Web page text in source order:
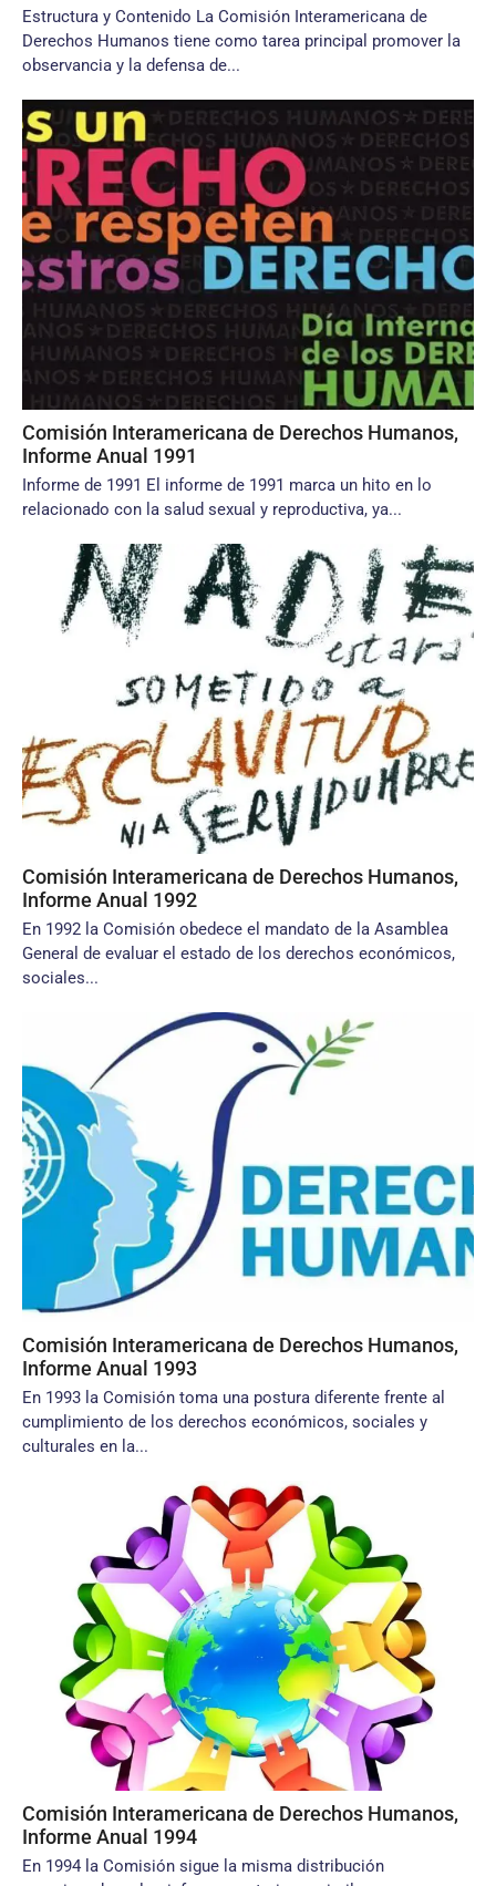
Estructura y Contenido La Comisión Interamericana de
Derechos Humanos tiene como tarea principal promover la
observancia y la defensa de...
Comisión Interamericana de Derechos Humanos,
Informe Anual 1991
Informe de 1991 El informe de 1991 marca un hito en lo
relacionado con la salud sexual y reproductiva, ya...
Comisión Interamericana de Derechos Humanos,
Informe Anual 1992
En 1992 la Comisión obedece el mandato de la Asamblea
General de evaluar el estado de los derechos económicos,
sociales...
Comisión Interamericana de Derechos Humanos,
Informe Anual 1993
En 1993 la Comisión toma una postura diferente frente al
cumplimiento de los derechos económicos, sociales y
culturales en la...
Comisión Interamericana de Derechos Humanos,
Informe Anual 1994
En 1994 la Comisión sigue la misma distribución